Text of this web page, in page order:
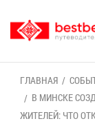
ГЛАВ­НАЯ
В МИН­СКЕ
ЖИ­ТЕ­ЛЕЙ: ЧТО